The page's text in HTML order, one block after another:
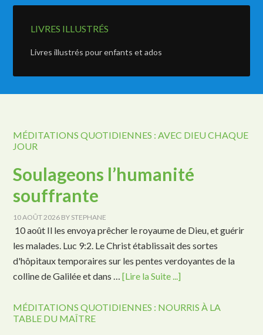
LIVRES ILLUSTRÉS
Livres illustrés pour enfants et ados
MÉDITATIONS QUOTIDIENNES : AVEC DIEU CHAQUE
JOUR
Soulageons l’humanité
souffrante
10 AOÛT 2026 BY STEPHANE
10 août Il les envoya prêcher le royaume de Dieu, et guérir
les malades. Luc 9:2. Le Christ établissait des sortes
d'hôpitaux temporaires sur les pentes verdoyantes de la
colline de Galilée et dans …[Lire la Suite ...]
MÉDITATIONS QUOTIDIENNES : NOURRIS À LA
TABLE DU MAÎTRE